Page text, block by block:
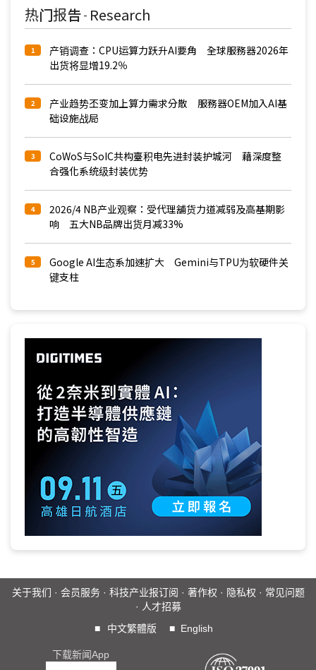
热门报告 - Research
1
产销调查：CPU运算力跃升AI要角 全球服務器2026年
出货将显增19.2％
2
产业趋势丕变加上算力需求分散 服務器OEM加入AI基
础设施战局
3
CoWoS与SoIC共构臺积电先进封装护城河 藉深度整
合强化系统级封装优势
4
2026/4 NB产业观察：受代理舖货力道减弱及高基期影
响 五大NB品牌出货月减33%
5
Google AI生态系加速扩大 Gemini与TPU为软硬件关
键支柱
关于我们 · 会员服务· 科技产业报订阅 · 著作权 · 隐私权 · 常见问题
· 人才招募
■
中文繁體版 ■ English
下载新闻App